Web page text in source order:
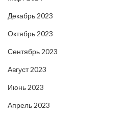
Декабрь 2023
Октябрь 2023
Сентябрь 2023
Август 2023
Июнь 2023
Апрель 2023